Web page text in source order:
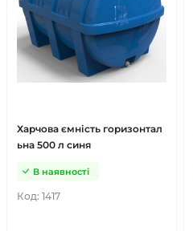
Харчова ємність горизонтал
ьна 500 л синя
Код: 1417
В наявності